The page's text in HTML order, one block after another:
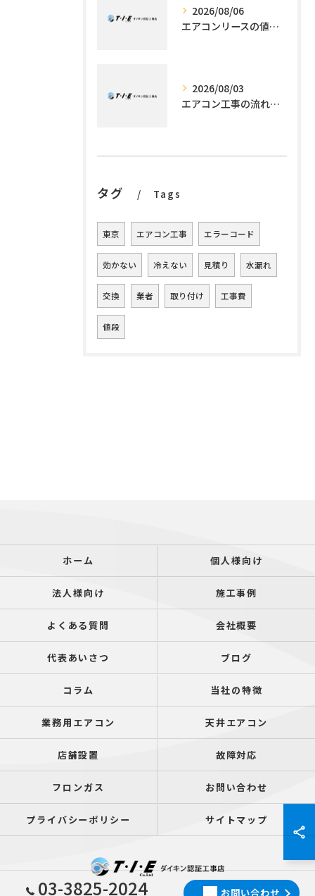
2026/08/06
エアコンリースの値段解説と利用メリット
2026/08/03
エアコン工事の流れを徹底解説標準作業から追加工事・所要時間の見極め方
タグ Tags
東京 エアコン工事 エラーコード
効かない 冷えない 見積り 水漏れ
交換 業者 取り付け 工事費
値段
03-3825-2024 お問い合わせ
ホーム 個人様向け
法人様向け 施工事例
よくある質問 会社概要
代表あいさつ ブログ
コラム 当社の特徴
業務用エアコン 天井エアコン
店舗設置 故障対応
フロンガス お問い合わせ
プライバシーポリシー サイトマップ